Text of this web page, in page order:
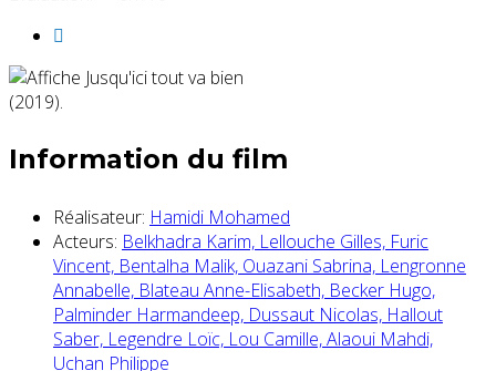
Information du film
Réalisateur: Hamidi Mohamed
Acteurs: Belkhadra Karim, Lellouche Gilles, Furic
Vincent, Bentalha Malik, Ouazani Sabrina, Lengronne
Annabelle, Blateau Anne-Elisabeth, Becker Hugo,
Palminder Harmandeep, Dussaut Nicolas, Hallout
Saber, Legendre Loïc, Lou Camille,Alaoui Mahdi,
Uchan Philippe